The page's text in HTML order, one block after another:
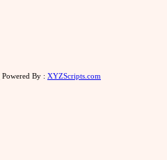
Powered By : XYZScripts.com